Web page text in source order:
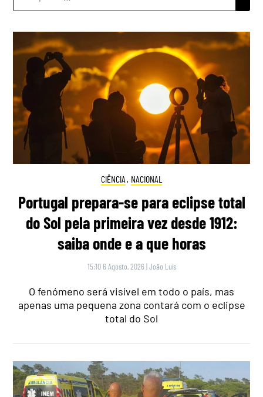
POR:
CIÊNCIA , NACIONAL
Portugal prepara-se para eclipse total
do Sol pela primeira vez desde 1912:
saiba onde e a que horas
15:10 6 Agosto, 2026 |João Luís
O fenómeno será visível em todo o país, mas
apenas uma pequena zona contará com o eclipse
total do Sol